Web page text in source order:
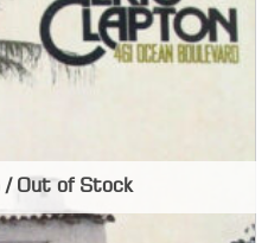
Out of Stock